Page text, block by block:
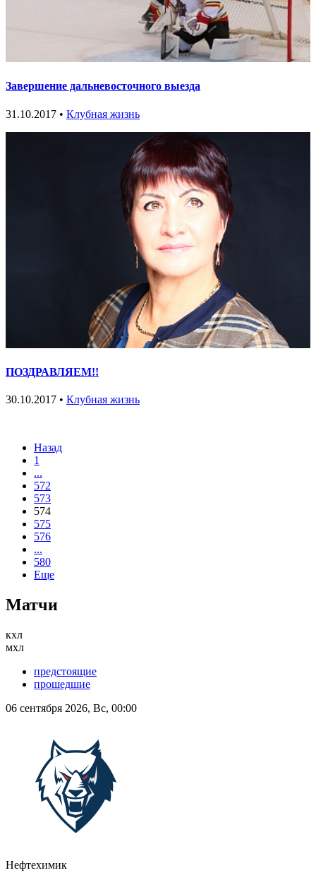
Завершение дальневосточного выезда
31.10.2017 • Клубная жизнь
ПОЗДРАВЛЯЕМ!!
30.10.2017 • Клубная жизнь
Назад
1
...
572
573
574
575
576
...
580
Еще
Матчи
кхл
мхл
предстоящие
прошедшие
06 сентября 2026, Вс, 00:00
Нефтехимик